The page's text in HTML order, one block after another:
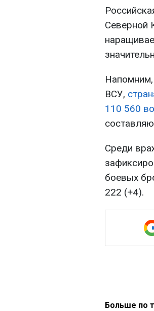
Северной
ВСУ,
110 560
Среди
боевых
222 (+4).
Больше по